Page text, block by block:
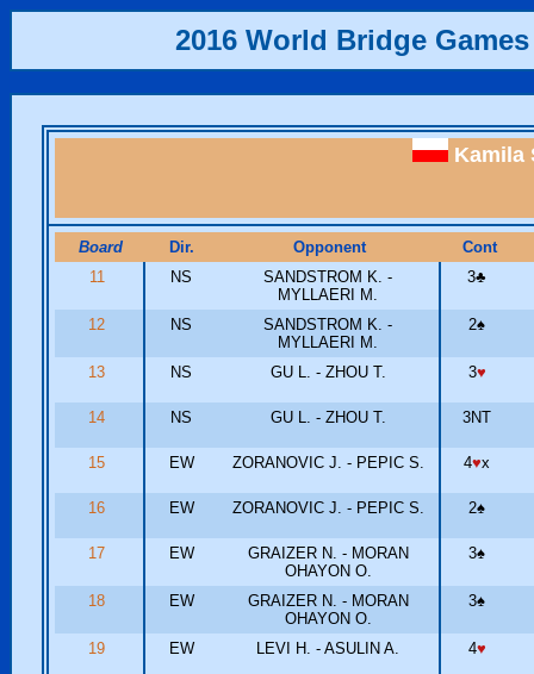
2016 World Bridge Games
Kamila
Board Dir. Opponent
Cont
11
NS
SANDSTROM K. -
MYLLAERI M.
3♣
12 NS
SANDSTROM K. -
MYLLAERI M.
2♠
13 NS GU L. - ZHOU T. 3♥
14 NS GU L. - ZHOU T. 3NT
15 EW ZORANOVIC J. - PEPIC S. 4♥x
16 EW ZORANOVIC J. - PEPIC S. 2♠
17 EW
GRAIZER N. - MORAN
OHAYON O.
3♠
18 EW
GRAIZER N. - MORAN
OHAYON O.
3♠
19 EW LEVI H. - ASULIN A. 4♥